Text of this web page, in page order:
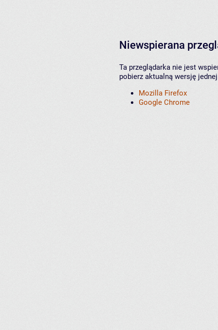
Niewspierana
Ta przeglądarka nie jest
pobierz aktualną wersję
Mozilla Firefox
Google Chrome